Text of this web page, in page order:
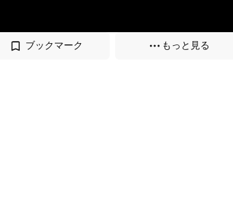
ブックマーク もっと見る